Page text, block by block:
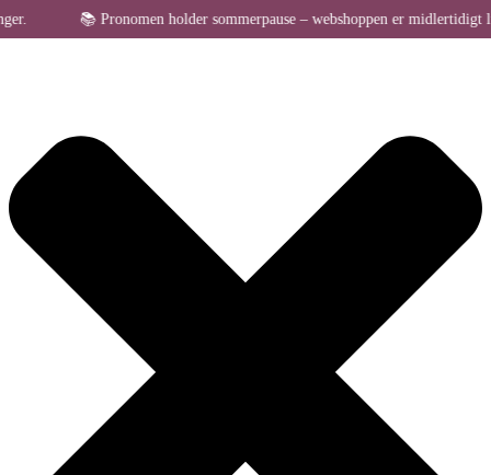
Administrer samtykke til cookies
📚 Pronomen holder sommerpause – webshoppen er midlertidigt